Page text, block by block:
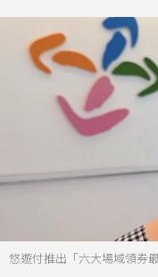
悠遊付推出「六大場域領券